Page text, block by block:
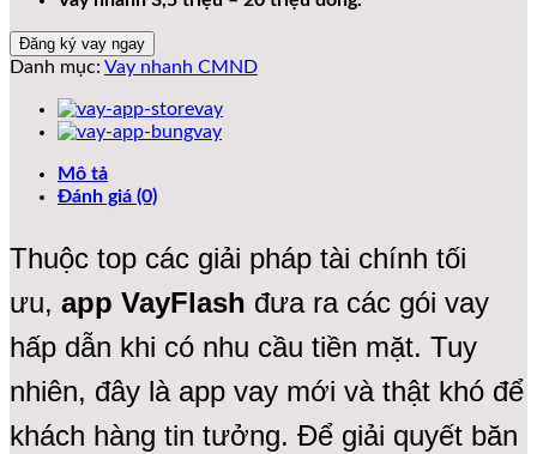
Đăng ký vay ngay
Danh mục: Vay nhanh CMND
Mô tả
Đánh giá (0)
Thuộc top các giải pháp tài chính tối
ưu, app VayFlash đưa ra các gói vay
hấp dẫn khi có nhu cầu tiền mặt. Tuy
nhiên, đây là app vay mới và thật khó để
khách hàng tin tưởng. Để giải quyết băn